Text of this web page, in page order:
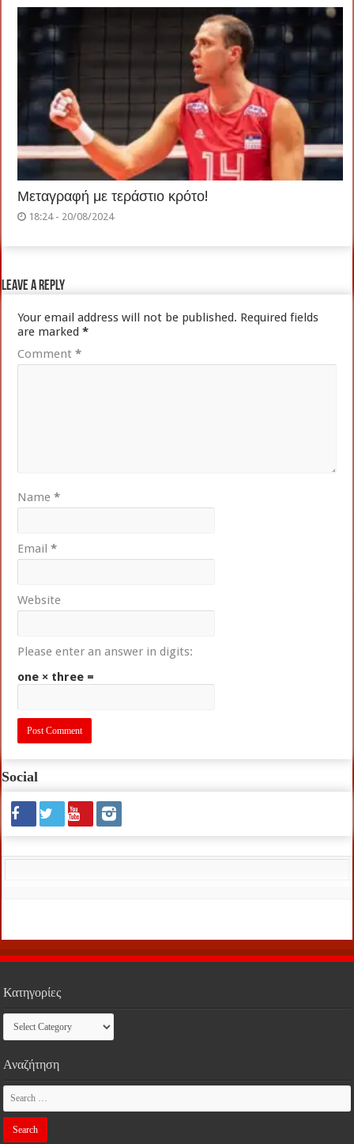
Μεταγραφή με τεράστιο κρότο!
18:24 - 20/08/2024
Leave a Reply
Your email address will not be published. Required fields
are marked*
Comment*
Name*
Email*
Website
Please enter an answer in digits:
one × three =
Social
Κατηγορίες
Κατηγορίες
Αναζήτηση